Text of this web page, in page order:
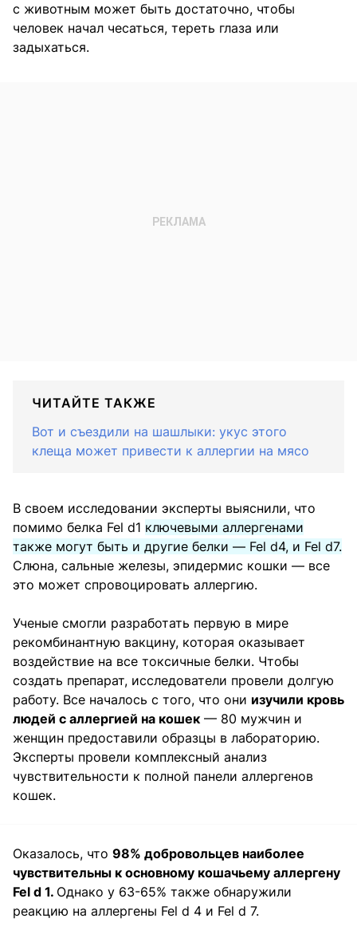
с животным может быть достаточно, чтобы
человек начал чесаться, тереть глаза или
задыхаться.
ЧИТАЙТЕ ТАКЖЕ
Вот и съездили на шашлыки: укус этого
клеща может привести к аллергии на мясо
В своем исследовании эксперты выяснили, что
помимо белка Fel d1 ключевыми аллергенами
также могут быть и другие белки — Fel d4, и Fel d7.
Слюна, сальные железы, эпидермис кошки — все
это может спровоцировать аллергию.
Ученые смогли разработать первую в мире
рекомбинантную вакцину, которая оказывает
воздействие на все токсичные белки. Чтобы
создать препарат, исследователи провели долгую
работу. Все началось с того, что они изучили кровь
людей с аллергией на кошек — 80 мужчин и
женщин предоставили образцы в лабораторию.
Эксперты провели комплексный анализ
чувствительности к полной панели аллергенов
кошек.
Оказалось, что 98% добровольцев наиболее
чувствительны к основному кошачьему аллергену
Fel d 1. Однако у 63-65% также обнаружили
реакцию на аллергены Fel d 4 и Fel d 7.